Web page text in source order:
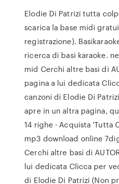
Elodie Di Patrizi tutta
scarica la base midi
registrazione).
ricerca di basi karaoke.
mid Cerchi altre basi di
pagina a lui dedicata
canzoni di Elodie Di
apre in un altra pagina,
14 righe · Acquista 'Tutta
mp3 download online
Cerchi altre basi di
lui dedicata Clicca per
di Elodie Di Patrizi (Non